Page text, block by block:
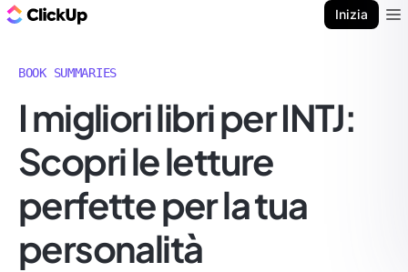
Inizia
BOOK SUMMARIES
I migliori libri per INTJ:
Scopri le letture
perfette per la tua
personalità